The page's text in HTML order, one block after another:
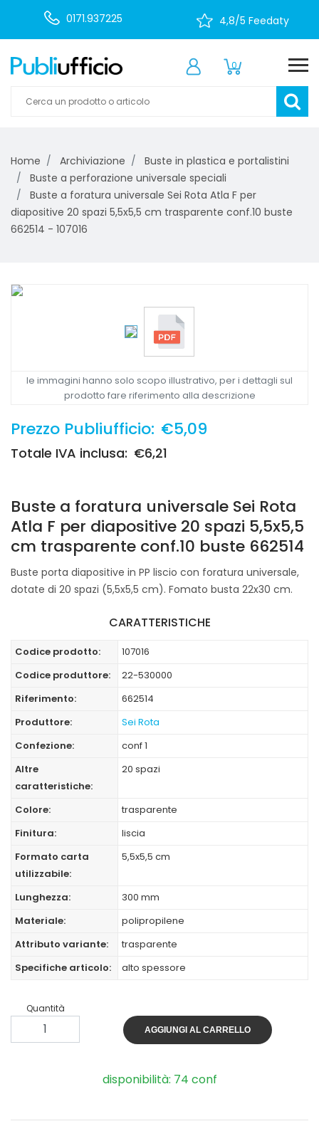
0171.937225 4,8/5 Feedaty
0
Home Archiviazione
Buste in plastica e portalistini
Buste a perforazione universale speciali
Buste a foratura universale Sei Rota Atla F per
diapositive 20 spazi 5,5x5,5 cm trasparente conf.10 buste
662514 - 107016
le immagini hanno solo scopo illustrativo, per i dettagli sul
prodotto fare riferimento alla descrizione
Prezzo Publiufficio: €5,09
Totale IVA inclusa: €6,21
Buste a foratura universale Sei Rota
Atla F per diapositive 20 spazi 5,5x5,5
cm trasparente conf.10 buste 662514
Buste porta diapositive in PP liscio con foratura universale,
dotate di 20 spazi (5,5x5,5 cm). Fomato busta 22x30 cm.
CARATTERISTICHE
Codice prodotto:
107016
Codice produttore:
22-530000
Riferimento:
662514
Produttore:
Sei Rota
Confezione:
conf 1
Altre
caratteristiche:
20 spazi
Colore:
trasparente
Finitura:
liscia
Formato carta
utilizzabile:
5,5x5,5 cm
Lunghezza:
300 mm
Materiale:
polipropilene
Attributo variante:
trasparente
Specifiche articolo:
alto spessore
Quantità
AGGIUNGI AL CARRELLO
disponibilità: 74 conf